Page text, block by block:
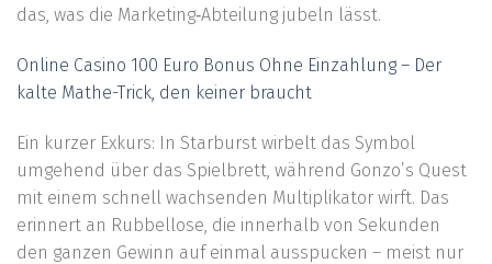
das, was die Marketing‑Abteilung jubeln lässt.
Online Casino 100 Euro Bonus Ohne Einzahlung – Der
kalte Mathe-Trick, den keiner braucht
Ein kurzer Exkurs: In Starburst wirbelt das Symbol
umgehend über das Spielbrett, während Gonzo’s Quest
mit einem schnell wachsenden Multiplikator wirft. Das
erinnert an Rubbellose, die innerhalb von Sekunden
den ganzen Gewinn auf einmal ausspucken – meist nur